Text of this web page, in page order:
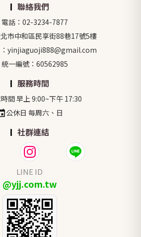
聯絡我們
電話：02-3234-7877
市中和區民享街88巷17號5樓
：yinjiaguoji888@gmail.com
統一編號：60562985
服務時間
間 早上 9:00~下午 17:30
公休日 每周六、日
社群連結
LINE ID
@yjj.com.tw